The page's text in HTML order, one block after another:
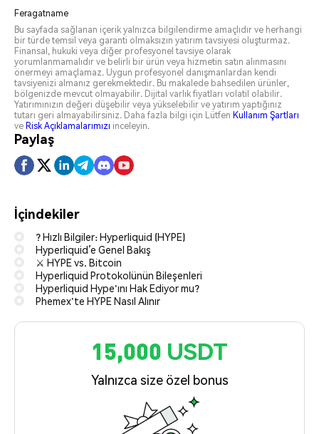
Feragatname
Bu sayfada sağlanan içerik yalnızca bilgilendirme amaçlıdır ve herhangi
bir türde temsil veya garanti olmaksızın yatırım tavsiyesi oluşturmaz.
Finansal, hukuki veya diğer profesyonel tavsiye olarak
yorumlanmamalıdır ve belirli bir ürün veya hizmetin satın alınmasını
önermeyi amaçlamaz. Uygun profesyonel danışmanlardan kendi
tavsiyenizi almanız gerekmektedir. Bu makalede bahsedilen ürünler,
bölgenizde mevcut olmayabilir. Dijital varlık fiyatları volatil olabilir.
Yatırımınızın değeri düşebilir veya yükselebilir ve yatırım yaptığınız
tutarı geri almayabilirsiniz. Daha fazla bilgi için Lütfen Kullanım Şartları
ve Risk Açıklamalarımızı inceleyin.
Paylaş
İçindekiler
? Hızlı Bilgiler: Hyperliquid (HYPE)
Hyperliquid’e Genel Bakış
⚔️ HYPE vs. Bitcoin
Hyperliquid Protokolünün Bileşenleri
Hyperliquid Hype'ını Hak Ediyor mu?
Phemex'te HYPE Nasıl Alınır
15,000 USDT
Yalnızca size özel bonus